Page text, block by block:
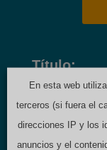
Título:
DE LA
En esta web
terceros (si fuera el
direcciones IP y los
anuncios y el